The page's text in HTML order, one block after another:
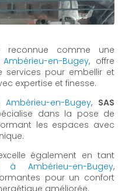
reconnue comme une
en-Bugey, offre
pour embellir et
expertise et finesse.
en-Bugey, SAS
dans la pose de
les espaces avec
également en tant
à Ambérieu-en-Bugey,
pour un confort
améliorée.